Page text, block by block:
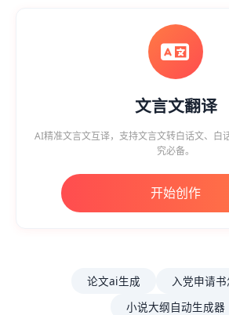
文言文翻译
AI精准文言文互译，支持文言文转白话文、白
究必备。
开始创作
论文ai生成
入党申请
小说大纲自动生成器